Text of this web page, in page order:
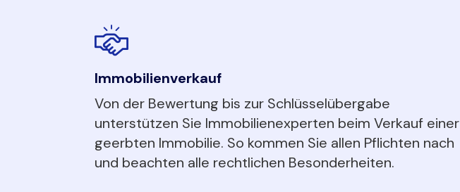
Immobilienverkauf
Von der Bewertung bis zur Schlüsselübergabe
unterstützen Sie Immobilienexperten beim Verkauf einer
geerbten Immobilie. So kommen Sie allen Pflichten nach
und beachten alle rechtlichen Besonderheiten.